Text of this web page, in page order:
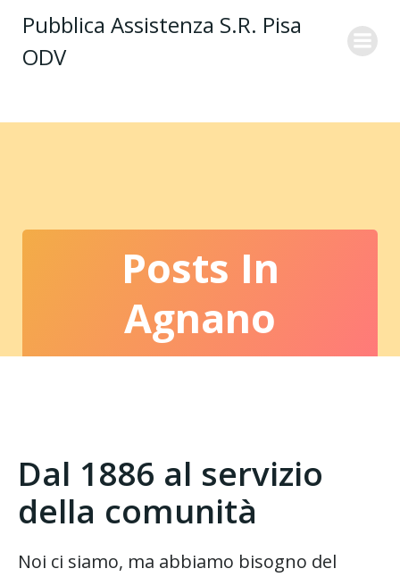
al
Pubblica Assistenza S.R. Pisa
ODV
Posts In
Agnano
Dal 1886 al servizio
della comunità
Noi ci siamo, ma abbiamo bisogno del